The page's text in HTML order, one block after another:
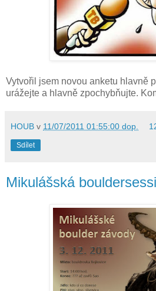
Vytvořil jsem novou anketu hlavně
urážejte a hlavně zpochybňujte.
HOUB v 11/07/2011 01:55:00 dop.
Sdílet
Mikulášská